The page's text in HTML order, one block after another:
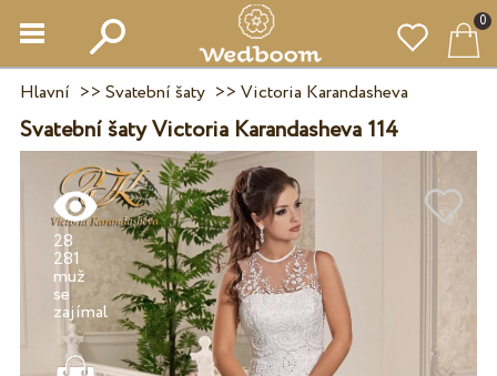
0
Hlavní >> Svatební šaty>> Victoria Karandasheva
Svatební šaty Victoria Karandasheva 114
28
281
muž
se